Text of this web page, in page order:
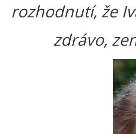
rozhodnutí, že
zdrávo,